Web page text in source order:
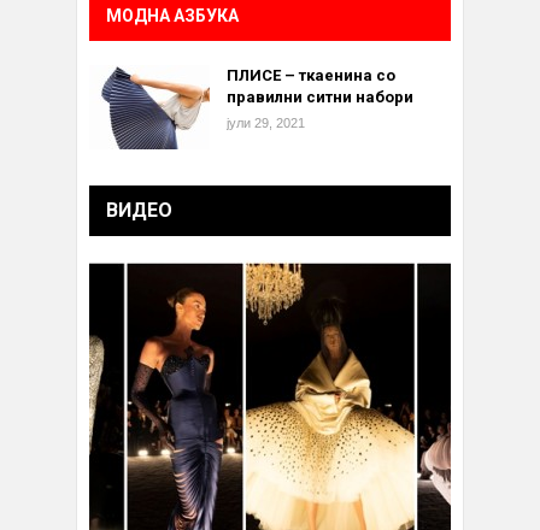
МОДНА АЗБУКА
ПЛИСЕ – ткаенина со
правилни ситни набори
јули 29, 2021
ВИДЕО